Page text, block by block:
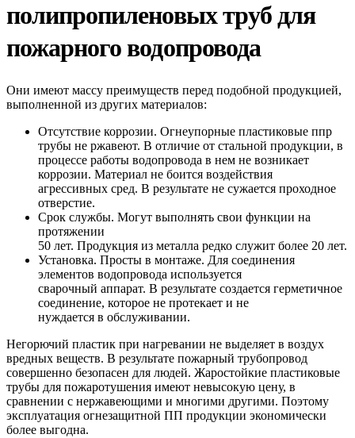
полипропиленовых труб для
пожарного водопровода
Они имеют массу преимуществ перед подобной продукцией,
выполненной из других материалов:
Отсутствие коррозии. Огнеупорные пластиковые ппр
трубы не ржавеют. В отличие от стальной продукции, в
процессе работы водопровода в нем не возникает
коррозии. Материал не боится воздействия
агрессивных сред. В результате не сужается проходное
отверстие.
Срок службы. Могут выполнять свои функции на
протяжении
50 лет. Продукция из металла редко служит более 20 лет.
Установка. Просты в монтаже. Для соединения
элементов водопровода используется
сварочный аппарат. В результате создается герметичное
соединение, которое не протекает и не
нуждается в обслуживании.
Негорючий пластик при нагревании не выделяет в воздух
вредных веществ. В результате пожарный трубопровод
совершенно безопасен для людей. Жаростойкие пластиковые
трубы для пожаротушения имеют невысокую цену, в
сравнении с нержавеющими и многими другими. Поэтому
эксплуатация огнезащитной ПП продукции экономически
более выгодна.